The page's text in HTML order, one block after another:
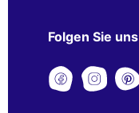
Folgen Sie uns